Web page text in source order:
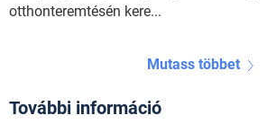
otthonteremtésén kere...
Mutass többet
További információ